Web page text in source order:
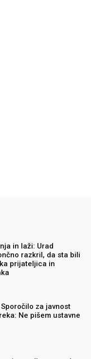
in laži: Urad
razkril, da sta bili
prijateljica in
Sporočilo za javnost
Ne pišem ustavne